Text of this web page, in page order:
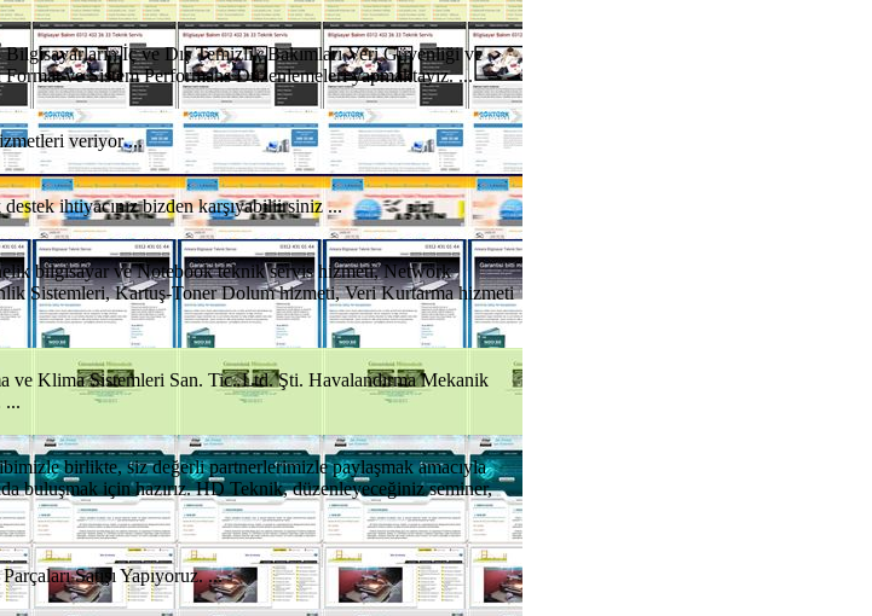
İç ve Dış Temizlik Bakımları Veri Güvenliği ve
ve Sistem Performans Düzenlemeleri yapmaktayız. ...
veriyor ...
ihtiyacınız bizden karşıyabiliirsiniz ...
bilgisayar ve Notebook teknik servis hizmeti, Network
Sistemleri, Kartuş-Toner Dolum hizmeti, Veri Kurtarma hizmeti
ve Klima Sistemleri San. Tic. Ltd. Şti. Havalandırma Mekanik
...
birlikte, siz değerli partnerlerimizle paylaşmak amacıyla
buluşmak için hazırız. HD Teknik, düzenleyeceğiniz seminer,
Satışı Yapıyoruz. ...